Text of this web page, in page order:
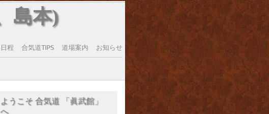
島本)
程 合気道TIPS 道場案内 お知らせ
ようこそ 合気道 「眞武館」
へ